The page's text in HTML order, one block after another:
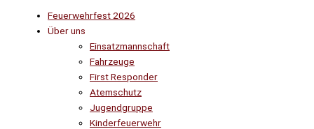
Feuerwehrfest 2026
Über uns
Einsatzmannschaft
Fahrzeuge
First Responder
Atemschutz
Jugendgruppe
Kinderfeuerwehr